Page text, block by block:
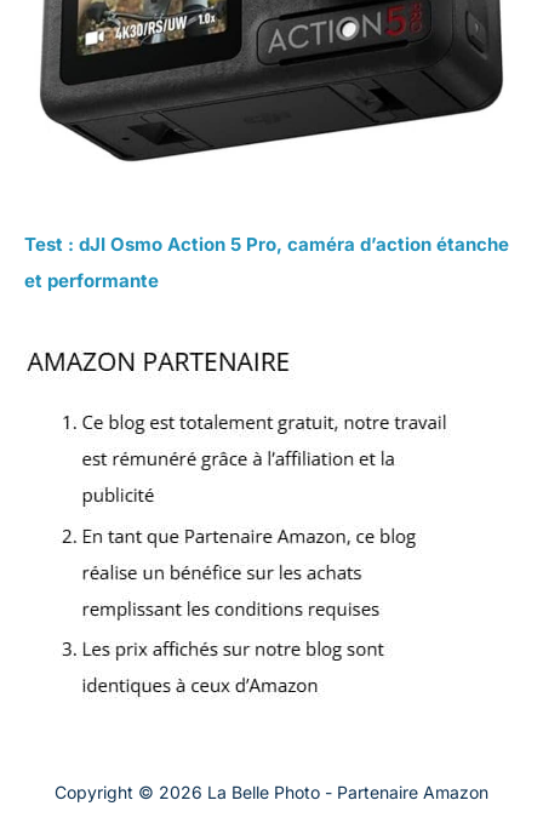
Test : dJI Osmo Action 5 Pro, caméra d’action étanche
et performante
Copyright © 2026 La Belle Photo - Partenaire Amazon